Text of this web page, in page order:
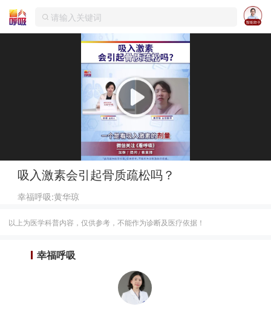
吸入激素会引起骨质疏松吗？
幸福呼吸:黄华琼
以上为医学科普内容，仅供参考，不能作为诊断及医疗依据！
幸福呼吸